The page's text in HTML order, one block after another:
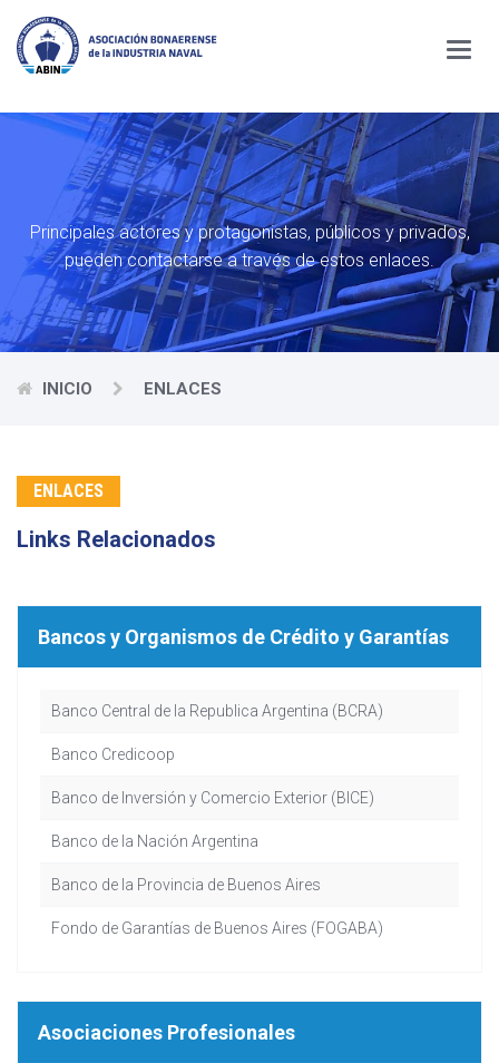
Menú
Principales actores y protagonistas, públicos y privados,
pueden contactarse a través de estos enlaces.
INICIO ENLACES
ENLACES
Links Relacionados
Bancos y Organismos de Crédito y Garantías
Banco Central de la Republica Argentina (BCRA)
Banco Credicoop
Banco de Inversión y Comercio Exterior (BICE)
Banco de la Nación Argentina
Banco de la Provincia de Buenos Aires
Fondo de Garantías de Buenos Aires (FOGABA)
Asociaciones Profesionales